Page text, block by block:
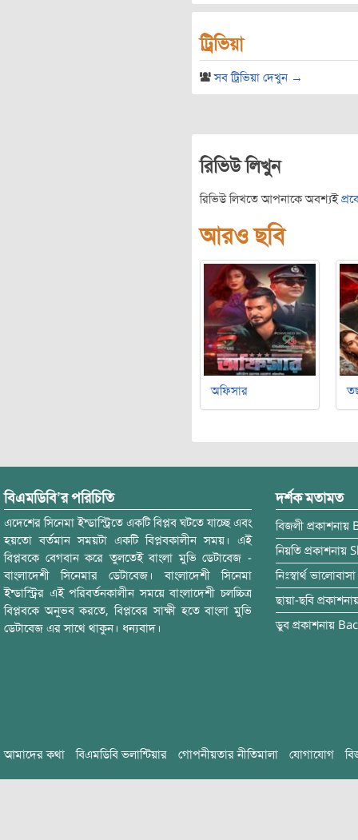
ট্রিভিয়া
সব ট্রিভিয়া দেখুন →
রিভিউ লিখুন
রিভিউ লিখতে আপনাকে অবশ্যই
আরও ছবি
অফিসার
বিএমডিবি’র পরিচিতি
এদেশের সিনেমা ইন্ডাস্ট্রিতে একটি বিপ্লব ঘটতে যাচ্ছে এবং
হয়তো বর্তমান সময়টা একটি বিপ্লবকালীন সময়। এই
বিপ্লবকে বেগবান করে তুলতেই বাংলা মুভি ডেটাবেজ -
বাংলাদেশী সিনেমার ডেটাবেজ। বাংলাদেশী সিনেমা
ইন্ডাস্ট্রির এই পরিবর্তনকালীন সময়ে বাংলাদেশী চলচ্চিত্র
বিপ্লবকে অনুভব করতে, বিপ্লবের সাক্ষী হতে বাংলা মুভি
ডেটাবেজ এর সাথে থাকুন। ধন্যবাদ।
দর্শক মতামত
বিজলী প্রকাশনায়
নিয়তি প্রকাশনায়
নিঃস্বার্থ ভালোবাসা
ছায়া-ছবি
ডুব প্রকাশনায়
আমাদের কথা বিএমডিবি ভলান্টিয়ার গোপনীয়তার নীতিমালা যোগাযোগ